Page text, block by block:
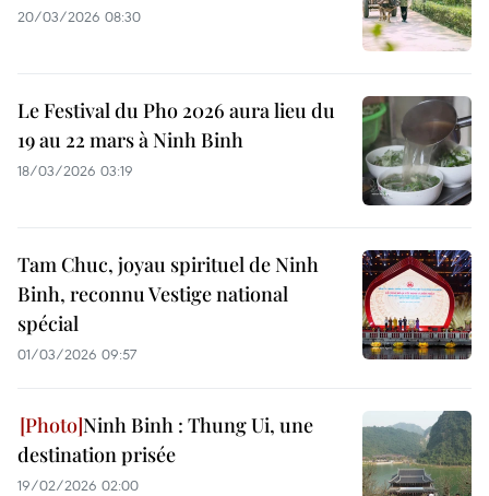
20/03/2026 08:30
Le Festival du Pho 2026 aura lieu du
19 au 22 mars à Ninh Binh
18/03/2026 03:19
Tam Chuc, joyau spirituel de Ninh
Binh, reconnu Vestige national
spécial
01/03/2026 09:57
Ninh Binh : Thung Ui, une
destination prisée
19/02/2026 02:00